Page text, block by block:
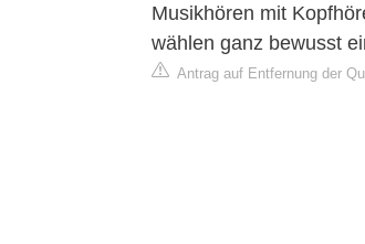
Musikhören mit
wählen ganz bewusst
Antrag auf Entfernung der